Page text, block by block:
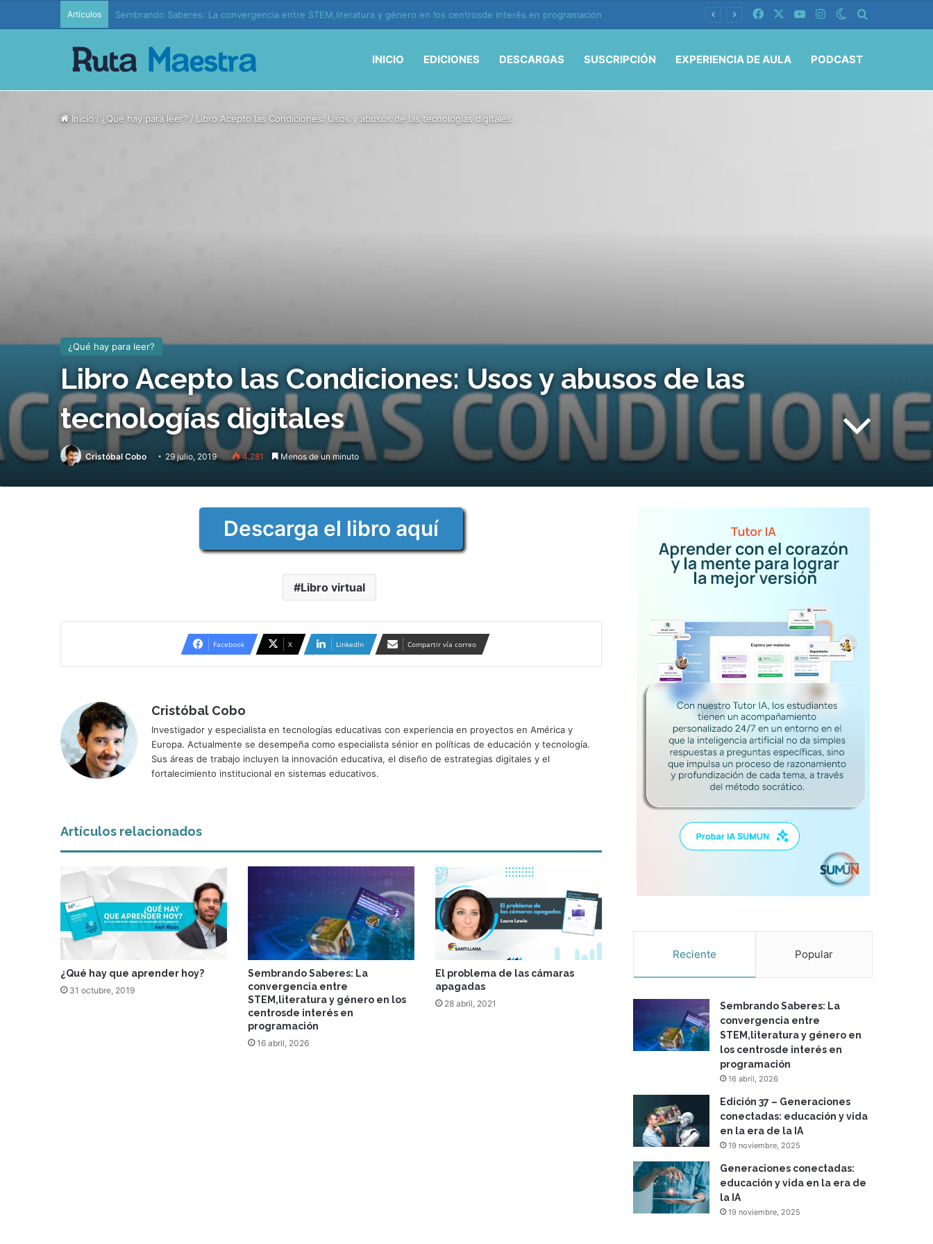
Artículos Sembrando Saberes: La convergencia entre STEM,literatura y género en los centrosde interés en programación FacebookYouTubeInstagramSwitch skin
INICIO EDICIONES DESCARGAS SUSCRIPCIÓN EXPERIENCIA DE AULA PODCAST
Inicio / ¿Qué hay para leer? / Libro Acepto las Condiciones: Usos y abusos de las tecnologías digitales
¿Qué hay para leer?
Libro Acepto las Condiciones: Usos y abusos de las
tecnologías digitales
Cristóbal Cobo 29 julio, 2019 4.281 Menos de un minuto
Descarga el libro aquí
Libro virtual
Facebook X LinkedIn Compartir vía correo
Cristóbal Cobo
Investigador y especialista en tecnologías educativas con experiencia en proyectos en América y
Europa. Actualmente se desempeña como especialista sénior en políticas de educación y tecnología.
Sus áreas de trabajo incluyen la innovación educativa, el diseño de estrategias digitales y el
fortalecimiento institucional en sistemas educativos.
Artículos relacionados
¿Qué hay que aprender hoy?
31 octubre, 2019
Sembrando Saberes: La
convergencia entre
STEM,literatura y género en los
centrosde interés en
programación
16 abril, 2026
El problema de las cámaras
apagadas
28 abril, 2021
Reciente Popular
Sembrando Saberes: La
convergencia entre
STEM,literatura y género en
los centrosde interés en
programación
16 abril, 2026
Edición 37 – Generaciones
conectadas: educación y vida
en la era de la IA
19 noviembre, 2025
Generaciones conectadas:
educación y vida en la era de
la IA
19 noviembre, 2025